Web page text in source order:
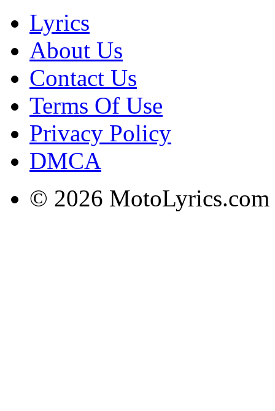
Lyrics
About Us
Contact Us
Terms Of Use
Privacy Policy
DMCA
© 2026 MotoLyrics.com